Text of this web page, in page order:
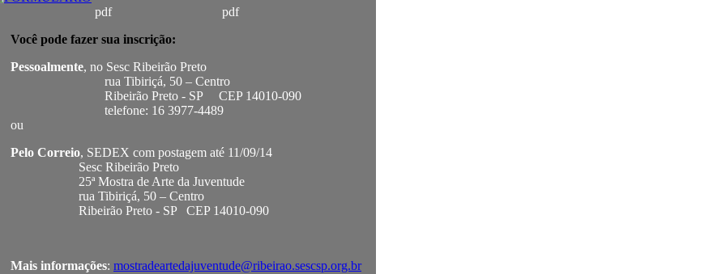
pdf pdf
Você pode fazer sua inscrição:
Pessoalmente, no Sesc Ribeirão Preto
Tibiriçá, 50 – Centro
Preto - SP CEP 14010-090
16 3977-4489
Pelo Correio, SEDEX com postagem até 11/09/14
Ribeirão Preto
Mostra de Arte da Juventude
Tibiriçá, 50 – Centro
Preto - SP CEP 14010-090
informações: mostradeartedajuventude@ribeirao.sescsp.org.br